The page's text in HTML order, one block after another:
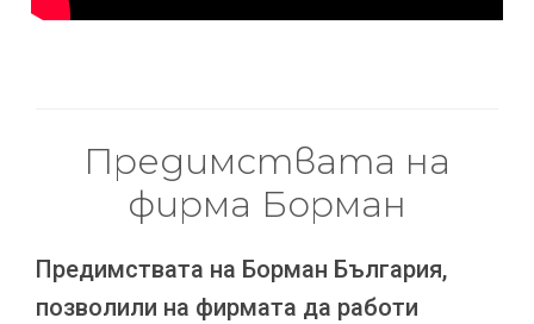
Предимствата на
фирма Борман
Предимствата на Борман България,
позволили на фирмата да работи